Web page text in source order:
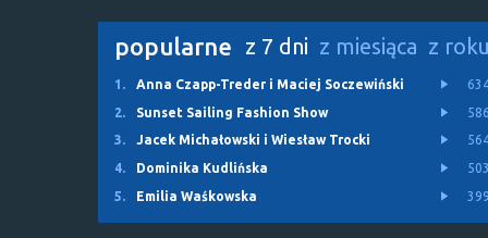
popularne z 7 dni z miesiąca z
1. Anna Czapp-Treder i Maciej Soczewiński
2.
Sunset Sailing Fashion Show
3.
Jacek Michałowski i Wiesław Trocki
4.
Dominika Kudlińska
5.
Emilia Waśkowska